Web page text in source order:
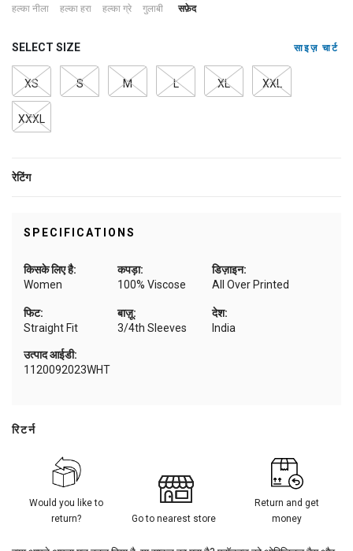
हल्का नीला हल्का हरा हल्का ग्रे गुलाबी selected
सफ़ेद
SELECT SIZE साइज़ चार्ट
XS S M L XL XXL
XXXL
रेटिंग
SPECIFICATIONS
किसके लिए है:
Women
कपड़ा:
100% Viscose
डिज़ाइन:
All Over Printed
फिट:
Straight Fit
बाज़ू:
3/4th Sleeves
देश:
India
उत्पाद आईडी:
1120092023WHT
रिटर्न
Would you like to
return?
Go to nearest store
Return and get
money